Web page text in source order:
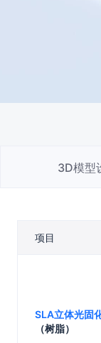
3D模型
项目
SLA立体光固
（树脂）